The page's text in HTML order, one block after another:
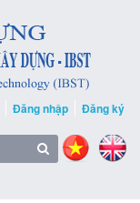
Đăng nhập Đăng ký